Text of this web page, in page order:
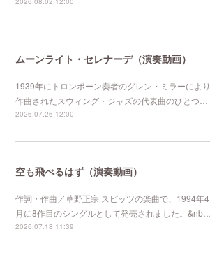
ムーンライト・セレナーデ（演奏動画）
1939年にトロンボーン奏者のグレン・ミラーにより
作曲されたスウィング・ジャズの代表曲のひとつ…
2026.07.26 12:00
空も飛べるはず（演奏動画）
作詞・作曲／草野正宗 スピッツの楽曲で、1994年4
月に8作目のシングルとして発売されました。&nb…
2026.07.18 11:39